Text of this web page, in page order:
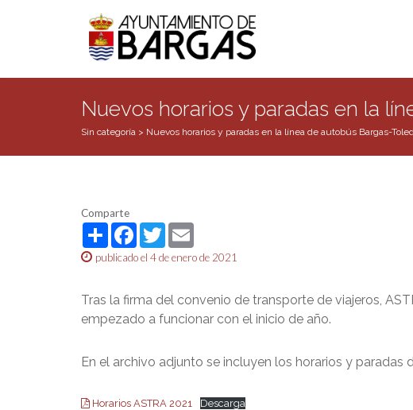
Nuevos horarios y paradas en la
Sin categoría > Nuevos horarios y paradas en la línea de autobús Bargas-
Comparte
ShareFacebook
Twitter
publicado el 4 de enero de 2021
Tras la firma del convenio de transporte de viajeros,
empezado a funcionar con el inicio de año.
En el archivo adjunto se incluyen los horarios y paradas
Horarios ASTRA 2021 Descarga